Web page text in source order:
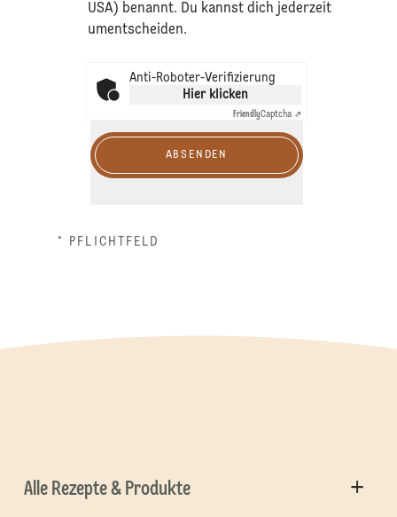
USA) benannt. Du kannst dich jederzeit
umentscheiden.
Anti-Roboter-Verifizierung
Hier klicken
FriendlyCaptcha ⇗
ABSENDEN
* PFLICHTFELD
Alle Rezepte & Produkte